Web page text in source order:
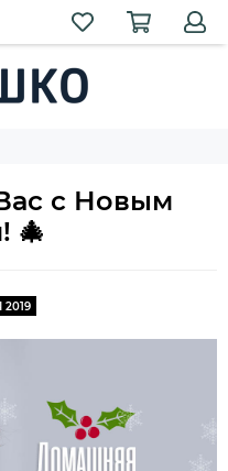
с Новым
🎄
2019